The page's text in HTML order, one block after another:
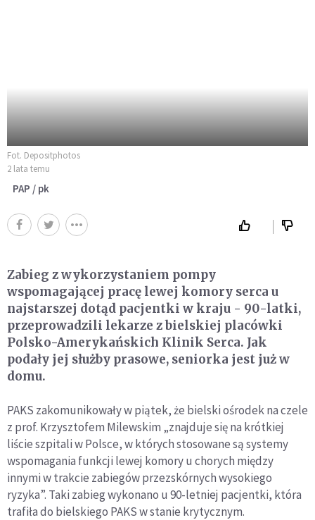
Fot. Depositphotos
2 lata temu
PAP / pk
Zabieg z wykorzystaniem pompy
wspomagającej pracę lewej komory serca u
najstarszej dotąd pacjentki w kraju - 90-latki,
przeprowadzili lekarze z bielskiej placówki
Polsko-Amerykańskich Klinik Serca. Jak
podały jej służby prasowe, seniorka jest już w
domu.
PAKS zakomunikowały w piątek, że bielski ośrodek na czele
z prof. Krzysztofem Milewskim „znajduje się na krótkiej
liście szpitali w Polsce, w których stosowane są systemy
wspomagania funkcji lewej komory u chorych między
innymi w trakcie zabiegów przezskórnych wysokiego
ryzyka”. Taki zabieg wykonano u 90-letniej pacjentki, która
trafiła do bielskiego PAKS w stanie krytycznym.